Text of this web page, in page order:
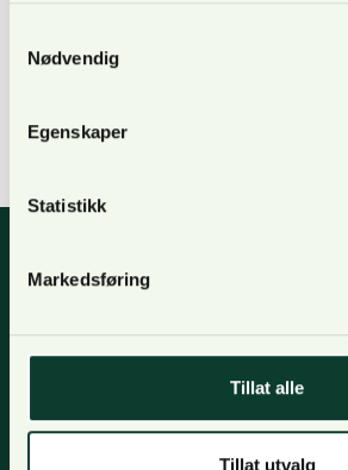
Nødvendig
Egenskaper
Statistikk
Markedsføring
Tillat alle
Tillat utvalg
skogkulturleder. Nortømmer AS er
et selskap som har som visjon å
meld deg på nyhetsbrevet og få nyhetsbrev